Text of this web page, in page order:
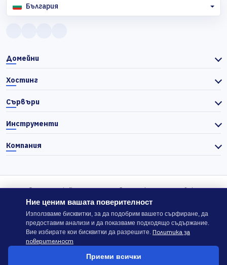
България
Домейни
Хостинг
Сървъри
Инструменти
Компания
© 2026 Actiefhost. Съгласно българското търговско
законодателство цените в сайта се показват без ДДС, а ДДС се
изчислява отделно при завършване на поръчката, когато е
приложимо.
ACTIEFHOST LTD,
Ние ценим вашата поверителност
Използваме бисквитки, за да подобрим вашето сърфиране, да
предоставим анализи и да показваме подходящо съдържание.
Вие избирате кои бисквитки да разрешите. Политика за
поверителност
Приеми всички